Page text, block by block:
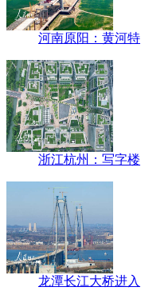
河南原阳：黄河特
浙江杭州：写字楼
龙潭长江大桥进入